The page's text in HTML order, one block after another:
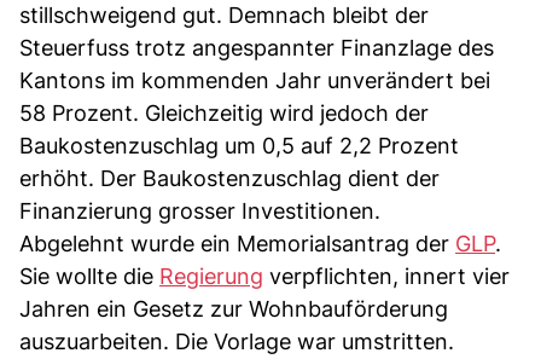
stillschweigend gut. Demnach bleibt der
Steuerfuss trotz angespannter Finanzlage des
Kantons im kommenden Jahr unverändert bei
58 Prozent. Gleichzeitig wird jedoch der
Baukostenzuschlag um 0,5 auf 2,2 Prozent
erhöht. Der Baukostenzuschlag dient der
Finanzierung grosser Investitionen.
Abgelehnt wurde ein Memorialsantrag der GLP.
Sie wollte die Regierung verpflichten, innert vier
Jahren ein Gesetz zur Wohnbauförderung
auszuarbeiten. Die Vorlage war umstritten.